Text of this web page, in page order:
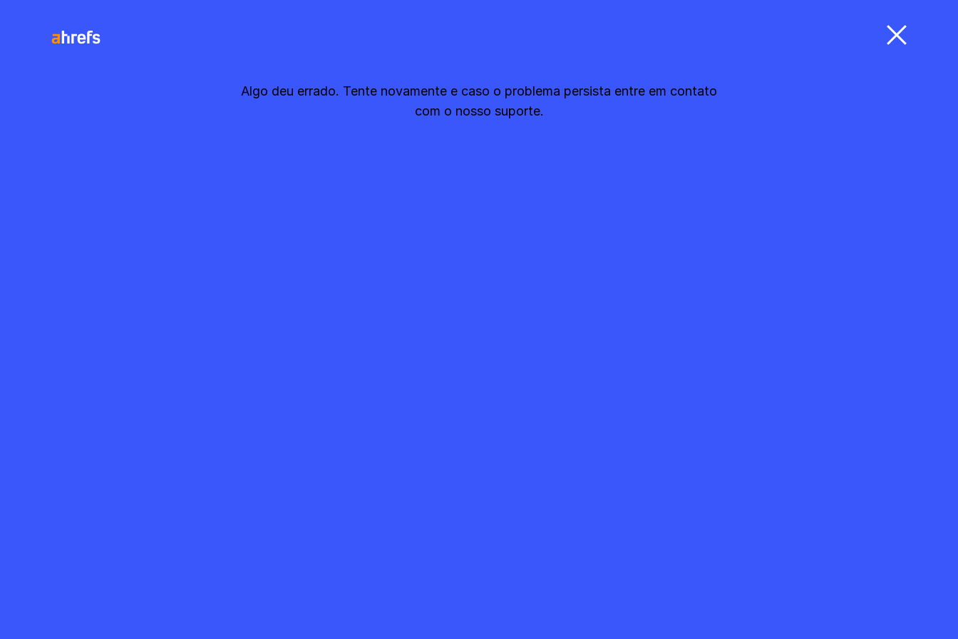
Algo deu errado. Tente novamente e caso o problema persista entre em contato
com o nosso suporte.